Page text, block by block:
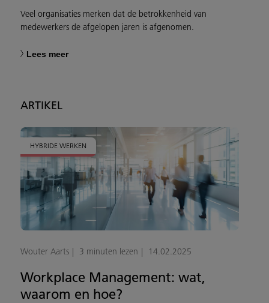
Veel organisaties merken dat de betrokkenheid van
medewerkers de afgelopen jaren is afgenomen.
Lees meer
ARTIKEL
HYBRIDE WERKEN
Wouter Aarts 3 minuten lezen 14.02.2025
Workplace Management: wat,
waarom en hoe?